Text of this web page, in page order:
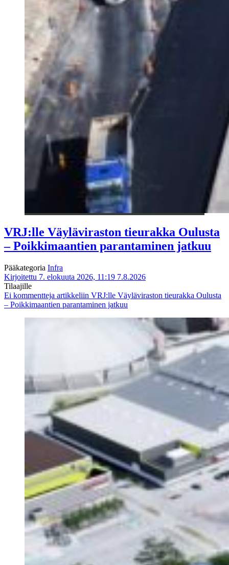
VRJ:lle Väyläviraston tieurakka Oulusta
– Poikkimaantien parantaminen jatkuu
Pääkategoria Infra
Kirjoitettu 7. elokuuta 2026, 11:19 7.8.2026
Tilaajille
Ei kommentteja artikkeliin VRJ:lle Väyläviraston tieurakka Oulusta
– Poikkimaantien parantaminen jatkuu